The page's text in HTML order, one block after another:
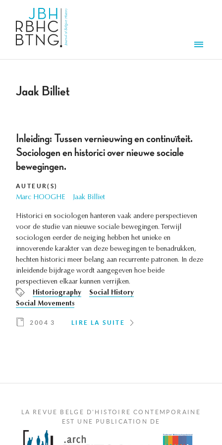
Jaak Billiet
Inleiding: Tussen vernieuwing en continuïteit.
Sociologen en historici over nieuwe sociale
bewegingen.
AUTEUR(S)
Marc HOOGHE Jaak Billiet
Historici en sociologen hanteren vaak andere perspectieven
voor de studie van nieuwe sociale bewegingen. Terwijl
sociologen eerder de neiging hebben het unieke en
innoverende karakter van deze bewegingen te benadrukken,
hechten historici meer belang aan recurrente patronen. In deze
inleidende bijdrage wordt aangegeven hoe beide
perspectieven elkaar kunnen verrijken.
Historiography
Social History
Social Movements
2004 3 LIRE LA SUITE
LA REVUE BELGE D'HISTOIRE CONTEMPORAINE
EST UNE PUBLICATION DE